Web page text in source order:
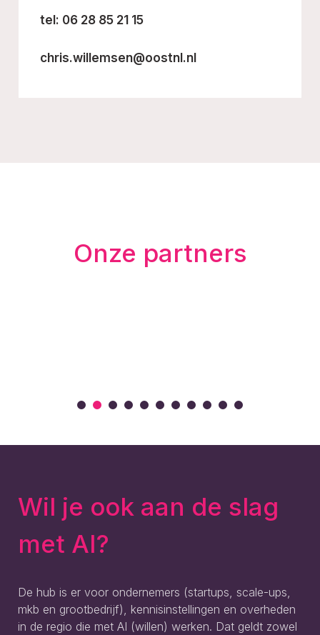
tel: 06 28 85 21 15
chris.willemsen@oostnl.nl
Onze partners
Wil je ook aan de slag
met AI?
De hub is er voor ondernemers (startups, scale-ups,
mkb en grootbedrijf), kennisinstellingen en overheden
in de regio die met AI (willen) werken. Dat geldt zowel